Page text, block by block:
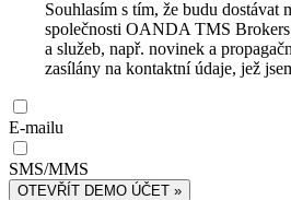
Souhlasím s tím, že budu dostávat
společnosti OANDA TMS
a služeb, např. novinek a
zasílány na kontaktní údaje, jež
E-mailu
SMS/MMS
OTEVŘÍT DEMO ÚČET »